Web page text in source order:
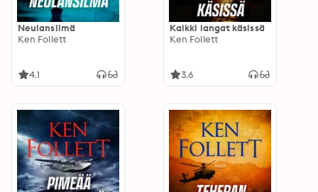
Neulansilmä
Ken Follett
4.1
Kaikki langat käsissä
Ken Follett
3.6